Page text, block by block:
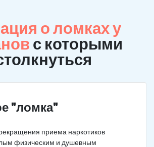
о ломках у
с которыми
"ломка"
приема наркотиков
физическим и душевным